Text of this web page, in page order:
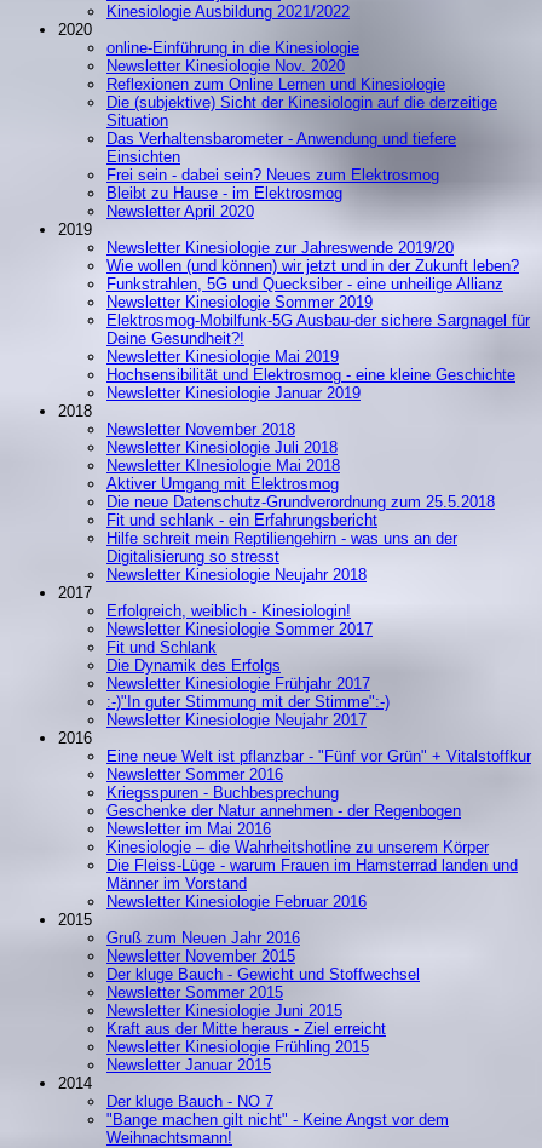
Kinesiologie Ausbildung 2021/2022
2020
online-Einführung in die Kinesiologie
Newsletter Kinesiologie Nov. 2020
Reflexionen zum Online Lernen und Kinesiologie
Die (subjektive) Sicht der Kinesiologin auf die derzeitige
Situation
Das Verhaltensbarometer - Anwendung und tiefere
Einsichten
Frei sein - dabei sein? Neues zum Elektrosmog
Bleibt zu Hause - im Elektrosmog
Newsletter April 2020
2019
Newsletter Kinesiologie zur Jahreswende 2019/20
Wie wollen (und können) wir jetzt und in der Zukunft leben?
Funkstrahlen, 5G und Quecksiber - eine unheilige Allianz
Newsletter Kinesiologie Sommer 2019
Elektrosmog-Mobilfunk-5G Ausbau-der sichere Sargnagel für
Deine Gesundheit?!
Newsletter Kinesiologie Mai 2019
Hochsensibilität und Elektrosmog - eine kleine Geschichte
Newsletter Kinesiologie Januar 2019
2018
Newsletter November 2018
Newsletter Kinesiologie Juli 2018
Newsletter KInesiologie Mai 2018
Aktiver Umgang mit Elektrosmog
Die neue Datenschutz-Grundverordnung zum 25.5.2018
Fit und schlank - ein Erfahrungsbericht
Hilfe schreit mein Reptiliengehirn - was uns an der
Digitalisierung so stresst
Newsletter Kinesiologie Neujahr 2018
2017
Erfolgreich, weiblich - Kinesiologin!
Newsletter Kinesiologie Sommer 2017
Fit und Schlank
Die Dynamik des Erfolgs
Newsletter Kinesiologie Frühjahr 2017
:-)"In guter Stimmung mit der Stimme":-)
Newsletter Kinesiologie Neujahr 2017
2016
Eine neue Welt ist pflanzbar - "Fünf vor Grün" + Vitalstoffkur
Newsletter Sommer 2016
Kriegsspuren - Buchbesprechung
Geschenke der Natur annehmen - der Regenbogen
Newsletter im Mai 2016
Kinesiologie – die Wahrheitshotline zu unserem Körper
Die Fleiss-Lüge - warum Frauen im Hamsterrad landen und
Männer im Vorstand
Newsletter Kinesiologie Februar 2016
2015
Gruß zum Neuen Jahr 2016
Newsletter November 2015
Der kluge Bauch - Gewicht und Stoffwechsel
Newsletter Sommer 2015
Newsletter Kinesiologie Juni 2015
Kraft aus der Mitte heraus - Ziel erreicht
Newsletter Kinesiologie Frühling 2015
Newsletter Januar 2015
2014
Der kluge Bauch - NO 7
"Bange machen gilt nicht" - Keine Angst vor dem
Weihnachtsmann!